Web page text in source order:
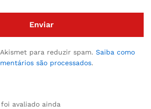
para reduzir spam. Saiba como
são processados.
avaliado ainda